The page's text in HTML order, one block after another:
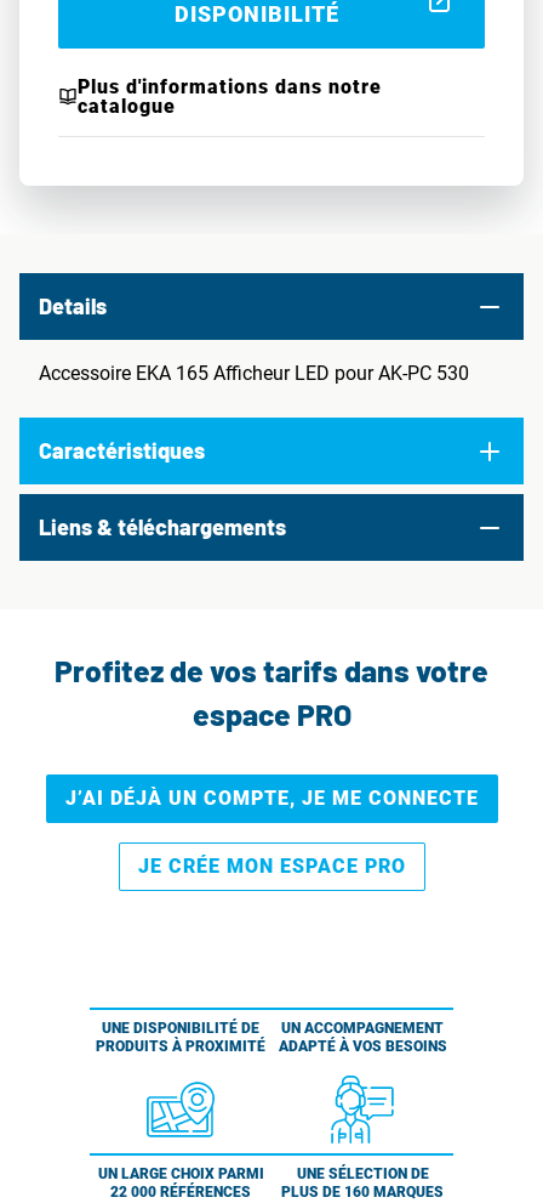
DISPONIBILITÉ
Plus d'informations dans notre
catalogue
Details
Accessoire EKA 165 Afficheur LED pour AK-PC 530
Caractéristiques
Liens & téléchargements
Profitez de vos tarifs dans votre
espace PRO
J’AI DÉJÀ UN COMPTE, JE ME CONNECTE
JE CRÉE MON ESPACE PRO
UNE DISPONIBILITÉ DE
PRODUITS À PROXIMITÉ
UN ACCOMPAGNEMENT
ADAPTÉ À VOS BESOINS
UN LARGE CHOIX PARMI
22 000 RÉFÉRENCES
UNE SÉLECTION DE
PLUS DE 160 MARQUES